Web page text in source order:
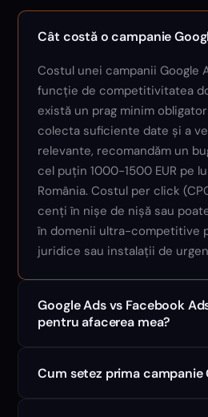
Cât costă o campanie
Costul unei campanii Google
funcție de competitivitatea
există un prag minim
colecta suficiente date și a
relevante, recomandăm un
cel puțin 1000-1500 EUR pe
România. Costul per click
cenți în nișe de nișă sau
în domenii ultra-competitive
juridice sau instalații de
Google Ads vs Facebook
pentru afacerea mea?
Cum setez prima campanie